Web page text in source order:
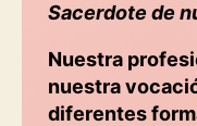
Sacerdote de
Nuestra
nuestra
diferentes